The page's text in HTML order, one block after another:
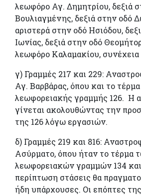
λεωφόρο Αγ. Δημητρίου, δεξιά
Βουλιαγμένης, δεξιά στην οδό
αριστερά στην οδό Ησιόδου,
Ιωνίας, δεξιά στην οδό
λεωφόρο Καλαμακίου, συνέχεια
γ) Γραμμές 217 και 229:
Αγ. Βαρβάρας, όπου και το
λεωφορειακής γραμμής 126. Η
γίνεται ακολουθώντας την
της 126 λόγω εργασιών.
δ) Γραμμές 219 και 816:
Ασύρματο, όπου ήταν το τέρμα
λεωφορειακών γραμμών 134
περίπτωση στάσεις θα
ήδη υπάρχουσες. Οι επόπτες